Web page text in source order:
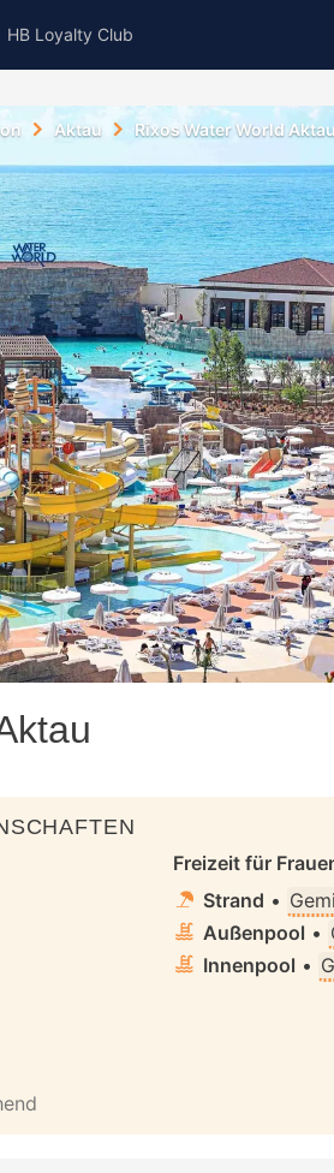
HB Loyalty Club
Aktau Rixos Water World Aktau
Freizeit für
Strand •
Außenpool •
Innenpool •